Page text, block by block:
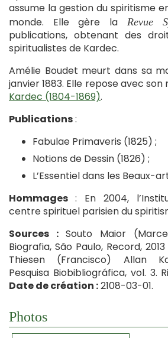
assume la gestion du spiritisme
monde. Elle gère la Revue
publications, obtenant des
spiritualistes de Kardec.
Amélie Boudet meurt dans sa
janvier 1883. Elle repose avec son
Kardec (1804-1869).
Publications:
Fabulae Primaveris (1825) ;
Notions de Dessin (1826) ;
L’Essentiel dans les Beaux-
Hommages : En 2004,
centre spirituel parisien du
Sources : Souto Maior
Biografia, São Paulo, Record,
Thiesen (Francisco) Allan
Pesquisa Biobibliográfica, vol. 3.
Date de création :2108-03-01.
Photos